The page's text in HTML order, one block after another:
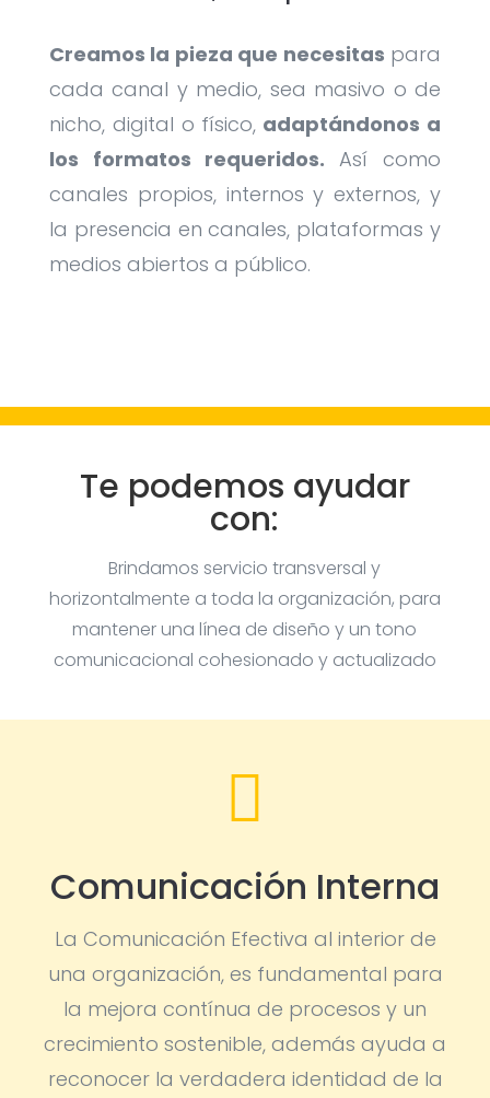
Creamos la pieza que necesitas para
cada canal y medio, sea masivo o de
nicho, digital o físico, adaptándonos a
los formatos requeridos.Así como
canales propios, internos y externos, y
la presencia en canales, plataformas y
medios abiertos a público.
Te podemos ayudar
con:
Brindamos servicio transversal y
horizontalmente a toda la organización, para
mantener una línea de diseño y un tono
comunicacional cohesionado y actualizado

Comunicación Interna
La Comunicación Efectiva al interior de
una organización, es fundamental para
la mejora contínua de procesos y un
crecimiento sostenible, además ayuda a
reconocer la verdadera identidad de la